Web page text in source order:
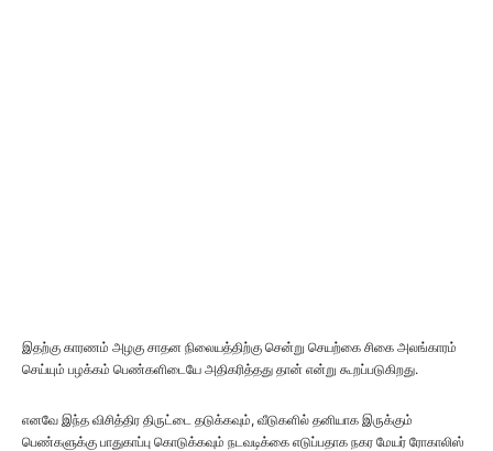
இதற்கு காரணம் அழகு சாதன நிலையத்திற்கு சென்று செயற்கை சிகை அலங்காரம்
செய்யும் பழக்கம் பெண்களிடையே அதிகரித்தது தான் என்று கூறப்படுகிறது.
எனவே இந்த விசித்திர திருட்டை தடுக்கவும், வீடுகளில் தனியாக இருக்கும்
பெண்களுக்கு பாதுகாப்பு கொடுக்கவும் நடவடிக்கை எடுப்பதாக நகர மேயர் ரோகாலிஸ்